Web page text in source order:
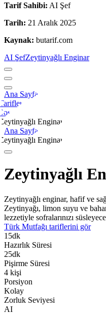
Tarif Sahibi: AI Şef
Tarih: 21 Aralık 2025
Kaynak: butarif.com
AI ŞefZeytinyağlı Enginar
Ana Sayfa
Enginar
Ana Sayfa
Enginar
Zeytinyağlı
Zeytinyağlı enginar, hafif ve
Zeytinyağı, limon suyu ve
lezzetiyle sofralarınızı
Türk Mutfağı tariflerini gör
15dk
Hazırlık Süresi
25dk
Pişirme Süresi
4 kişi
Porsiyon
Kolay
Zorluk Seviyesi
AI